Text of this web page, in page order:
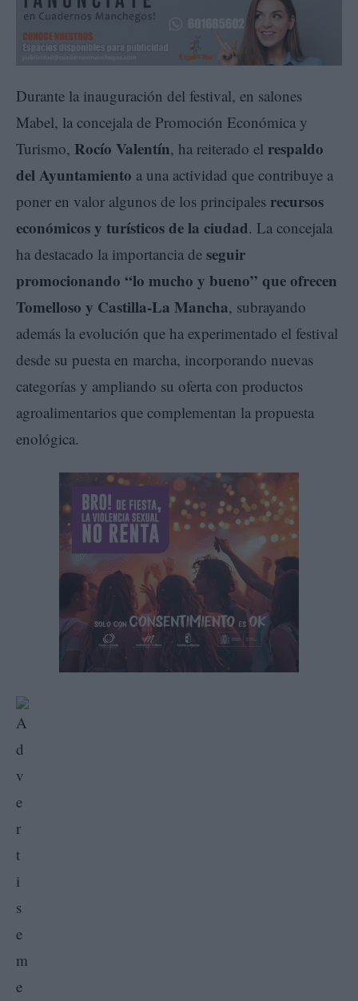
Durante la inauguración del festival, en salones
Mabel, la concejala de Promoción Económica y
Turismo, Rocío Valentín, ha reiterado el respaldo
del Ayuntamiento a una actividad que contribuye a
poner en valor algunos de los principales recursos
económicos y turísticos de la ciudad. La concejala
ha destacado la importancia de seguir
promocionando “lo mucho y bueno” que ofrecen
Tomelloso y Castilla-La Mancha, subrayando
además la evolución que ha experimentado el festival
desde su puesta en marcha, incorporando nuevas
categorías y ampliando su oferta con productos
agroalimentarios que complementan la propuesta
enológica.